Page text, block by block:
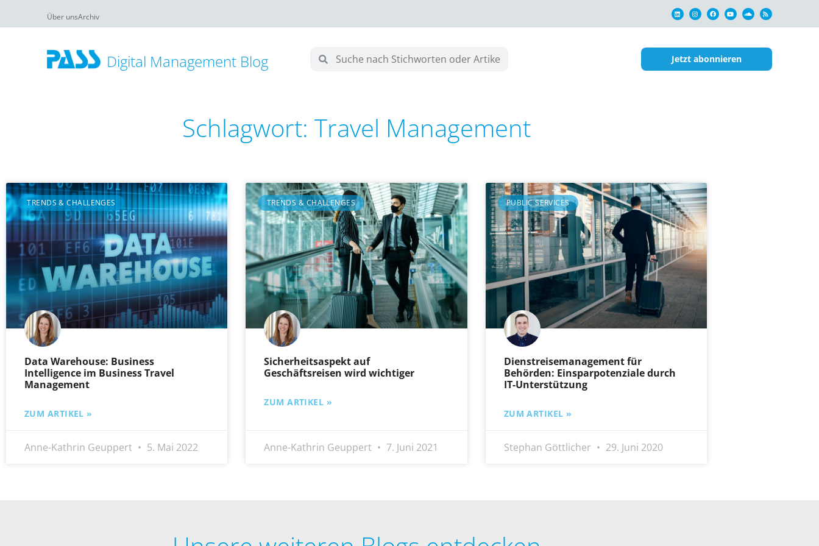
Über unsArchiv
Digital Management Blog Jetzt abonnieren
Schlagwort: Travel Management
TRENDS & CHALLENGES
Data Warehouse: Business
Intelligence im Business Travel
Management
ZUM ARTIKEL »
Anne-Kathrin Geuppert 5. Mai 2022
TRENDS & CHALLENGES
Sicherheitsaspekt auf
Geschäftsreisen wird wichtiger
ZUM ARTIKEL »
Anne-Kathrin Geuppert 7. Juni 2021
PUBLIC SERVICES
Dienstreisemanagement für
Behörden: Einsparpotenziale durch
IT-Unterstützung
ZUM ARTIKEL »
Stephan Göttlicher 29. Juni 2020